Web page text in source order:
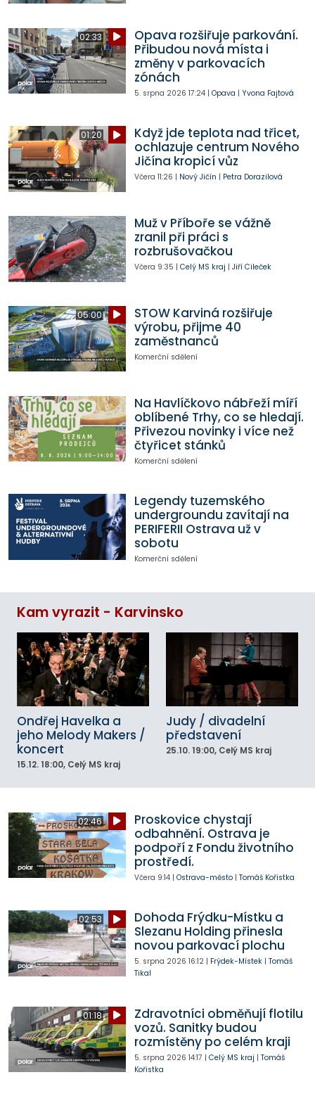
02:33
Opava rozšiřuje parkování.
Přibudou nová místa i
změny v parkovacích
zónách
5. srpna 2026 17:24| Opava | Yvona Fajtová
01:20
Když jde teplota nad třicet,
ochlazuje centrum Nového
Jičína kropicí vůz
Včera 11:26 | Nový Jičín | Petra Dorazilová
Muž v Příboře se vážně
zranil při práci s
rozbrušovačkou
Včera 9:35 | Celý MS kraj | Jiří Cileček
05:00
STOW Karviná rozšiřuje
výrobu, přijme 40
zaměstnanců
Komerční sdělení
Na Havlíčkovo nábřeží míří
oblíbené Trhy, co se hledají.
Přivezou novinky i více než
čtyřicet stánků
Komerční sdělení
Legendy tuzemského
undergroundu zavítají na
PERIFERII Ostrava už v
sobotu
Komerční sdělení
Kam vyrazit - Karvinsko
Ondřej Havelka a
jeho Melody Makers /
koncert
15.12. 18:00, Celý MS kraj
Judy / divadelní
představení
25.10. 19:00, Celý MS kraj
02:46
Proskovice chystají
odbahnění. Ostrava je
podpoří z Fondu životního
prostředí.
Včera 9:14| Ostrava-město| Tomáš Kořistka
02:53
Dohoda Frýdku-Místku a
Slezanu Holding přinesla
novou parkovací plochu
5. srpna 2026 16:12| Frýdek-Místek| Tomáš
Tikal
01:18
Zdravotníci obměňují flotilu
vozů. Sanitky budou
rozmístěny po celém kraji
5. srpna 2026 14:17 | Celý MS kraj | Tomáš
Kořistka